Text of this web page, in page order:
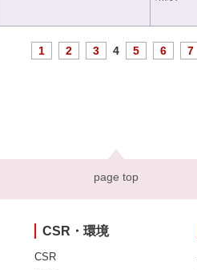
1 2 3 4 5 6 7
page top
CSR・環境
CSR